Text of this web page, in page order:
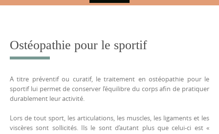
content
Ostéopathie pour le sportif
A titre préventif ou curatif, le traitement en ostéopathie pour le
sportif lui permet de conserver l’équilibre du corps afin de pratiquer
durablement leur activité.
Lors de tout sport, les articulations, les muscles, les ligaments et les
viscères sont sollicités. Ils le sont d’autant plus que celui-ci est «